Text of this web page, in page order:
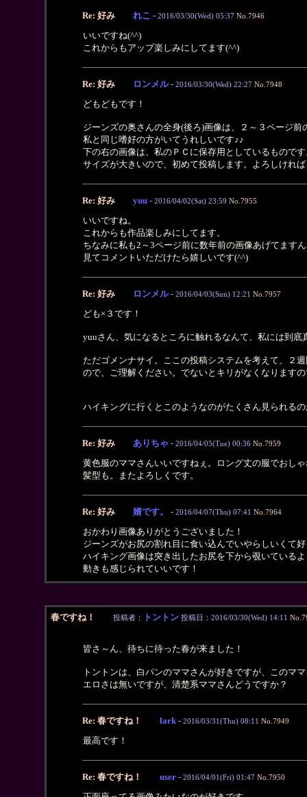
Re: 好み れこ - 2016/03/30(Wed) 05:37 No.7946
いいですね(^^)
これからもアップ楽しみにしてます(^^)
Re: 好み ロンメル- 2016/03/30(Wed) 22:27 No.7948
どもどもです！
ジーンズの奥さんの全身(後ろ)画像は、２～３ページ前
私と同じ嗜好の方がいてうれしいです♪♪
下の右の画像は、私のＰＣに保存用としているもので
サイズが大きいので、初めて投稿します。よろしけれ
Re: 好み yuu - 2016/04/02(Sat) 23:59 No.7955
いいですね。
これからも作品楽しみにしてます。
ちなみに私も2～3ページ前に数年前の画像あげてます
見てコメントいただけたら嬉しいです(^^)
Re: 好み ロンメル- 2016/04/03(Sun) 12:21 No.7957
ども×３です！
yuuさん、気になるところに触れるなんて、私には到
ただゴメンナサイ。ここの投稿システムを考えて、２
ので、ご理解ください。でないとキリがなくなります
ハイキングに行くとこのようなのがたくさん見られる
Re: 好み ありちゃ - 2016/04/05(Tue) 00:36 No.7959
黄色服のママさんいいですねぇ。ロング丈の服でおし
髪型も。またよろしくです。
Re: 好み 婿です。 - 2016/04/07(Thu) 07:41 No.7964
おかわり画像ありがとうございました！
ジーンズがお尻の割れ目に食い込んでいやらしいくて
ハイキング画像は突き出したお尻を下から覗いている
動きも感じられていいです！
春ですね！ 投稿者： トントン 投稿日：2016/03/30(Wed) 14:11
皆さ～ん、待ちに待った春が来ました！
トントンは、白パンのママさんが好きですが、このマ
エロさは無いですが、清楚系ママさんどうですか？
Re: 春ですね！ lark - 2016/03/31(Thu) 08:11 No.7949
最高です！
Re: 春ですね！ user - 2016/04/01(Fri) 01:47 No.7950